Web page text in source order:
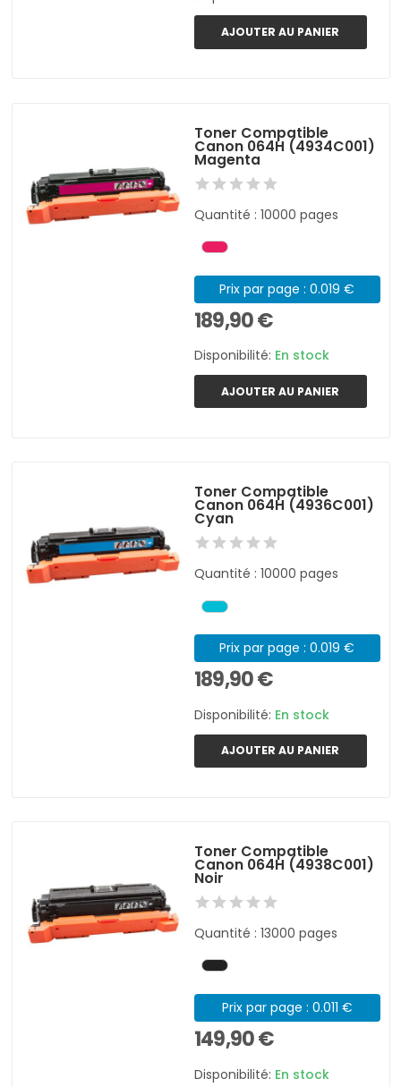
AJOUTER AU PANIER
Toner Compatible
Canon 064H (4934C001)
Magenta
Quantité : 10000 pages
Prix par page : 0.019 €
189,90 €
Disponibilité: En stock
AJOUTER AU PANIER
Toner Compatible
Canon 064H (4936C001)
Cyan
Quantité : 10000 pages
Prix par page : 0.019 €
189,90 €
Disponibilité: En stock
AJOUTER AU PANIER
Toner Compatible
Canon 064H (4938C001)
Noir
Quantité : 13000 pages
Prix par page : 0.011 €
149,90 €
Disponibilité: En stock